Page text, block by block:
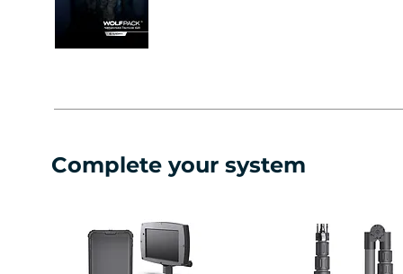
Complete your system